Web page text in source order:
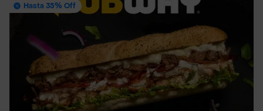
Hasta 35% Off